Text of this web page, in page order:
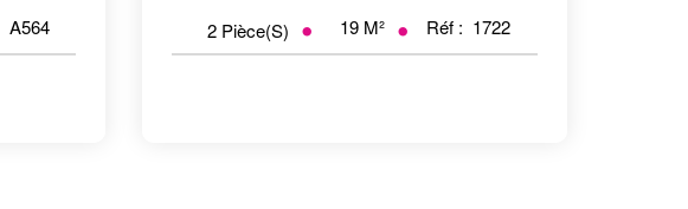
A564 2 Pièce(s) 19 M² Réf : 1722